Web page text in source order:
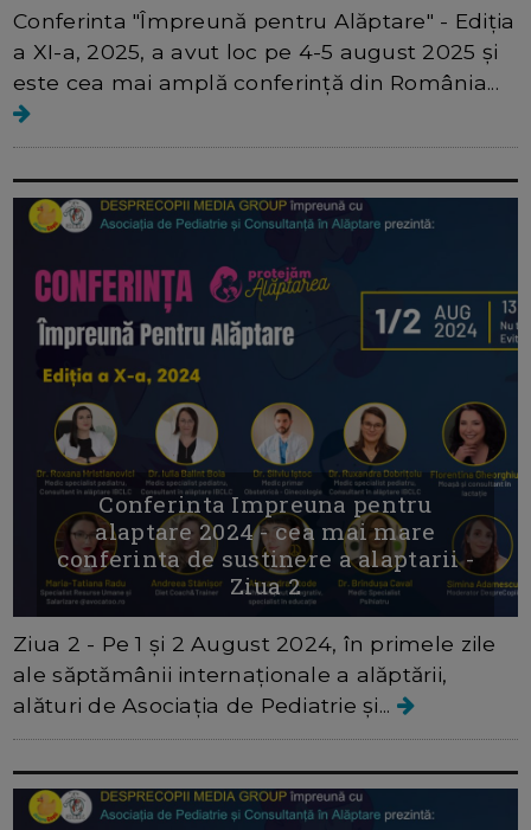
Conferinta "Împreună pentru Alăptare" - Ediția
a XI-a, 2025, a avut loc pe 4-5 august 2025 și
este cea mai amplă conferință din România...
Conferinta Impreuna pentru
alaptare 2024 - cea mai mare
conferinta de sustinere a alaptarii -
Ziua 2
Ziua 2 - Pe 1 și 2 August 2024, în primele zile
ale săptămânii internaționale a alăptării,
alături de Asociația de Pediatrie și...